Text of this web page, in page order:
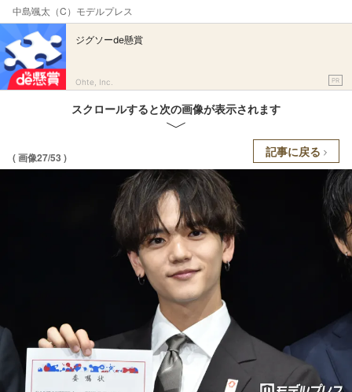
中島颯太（C）モデルプレス
ジグソーde懸賞
Ohte, Inc. PR
スクロールすると次の画像が表示されます
( 画像27/53 ) 記事に戻る